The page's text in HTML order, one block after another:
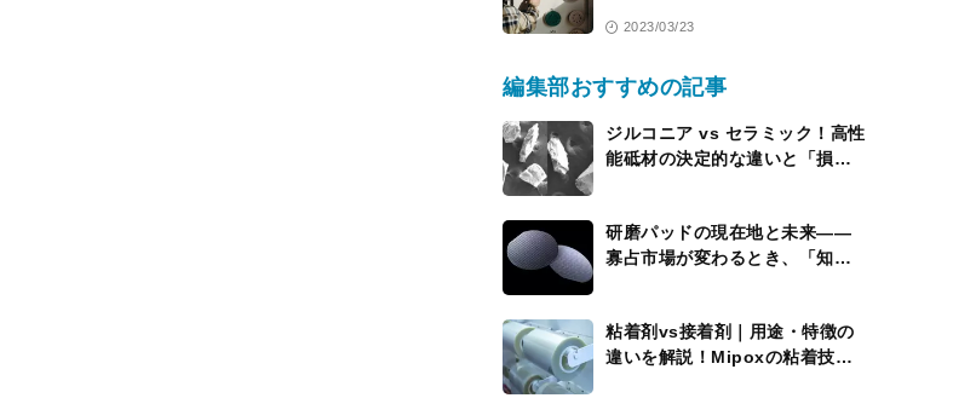
2023/03/23
編集部おすすめの記事
ジルコニア vs セラミック！高性
能砥材の決定的な違いと「損を
研磨パッドの現在地と未来――
寡占市場が変わるとき、「知能
粘着剤vs接着剤｜用途・特徴の
違いを解説！Mipoxの粘着技術